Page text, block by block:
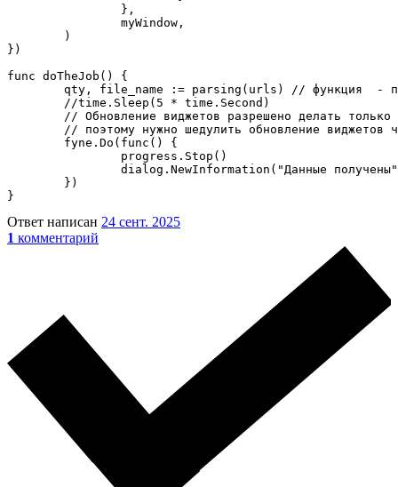
})
func doTheJob() {
}
Ответ написан 24 сент. 2025
1 комментарий